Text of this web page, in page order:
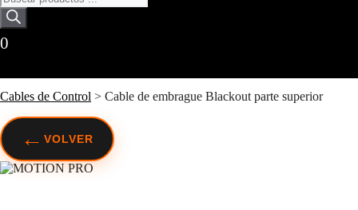
Cables de Control > Cable de embrague Blackout parte superior
0
← VOLVER